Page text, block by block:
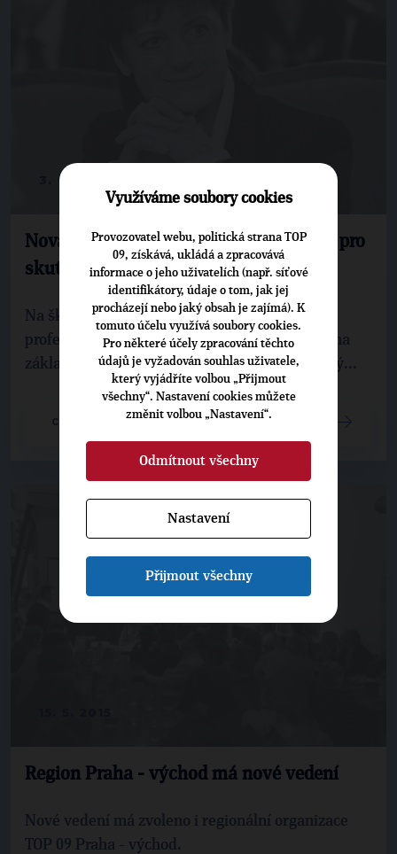
3. 9. 2015
Nováková: Na školách se otevírá cesta pro
skutečné profesionály
Na školách se otevírá cesta pro skutečné
profesionály, kteří budou moci vyučovat žáky na
základních a středních školách dramatickou vý...
CELÝ ČLÁNEK
Region Praha - východ má nové vedení
Nové vedení má zvoleno i regionální organizace
TOP 09 Praha - východ.
Využíváme soubory cookies
Provozovatel webu, politická strana TOP
09, získává, ukládá a zpracovává
informace o jeho uživatelích (např. síťové
identifikátory, údaje o tom, jak jej
procházejí nebo jaký obsah je zajímá). K
tomuto účelu využívá soubory cookies.
Pro některé účely zpracování těchto
údajů je vyžadován souhlas uživatele,
který vyjádříte volbou „Přijmout
všechny“. Nastavení cookies můžete
změnit volbou „Nastavení“.
Odmítnout všechny
Nastavení
Přijmout všechny